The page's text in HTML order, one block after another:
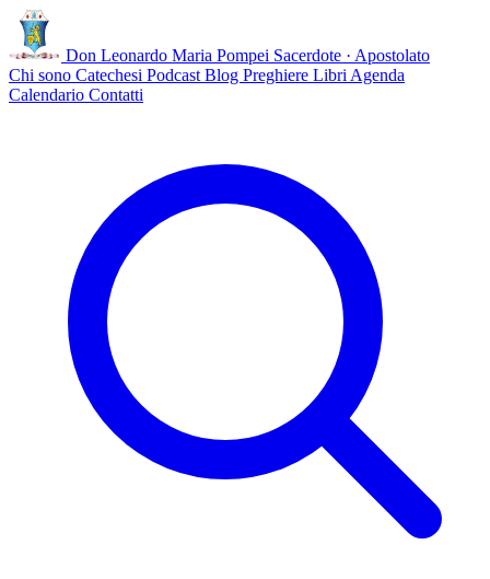
Don Leonardo Maria Pompei Sacerdote · Apostolato
Chi sono Catechesi Podcast Blog Preghiere Libri Agenda
Calendario Contatti